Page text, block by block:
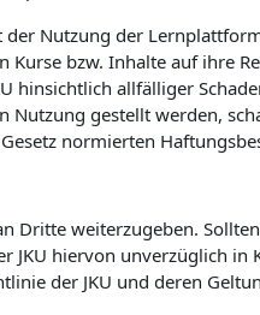
Nutzung der
Kurse bzw. Inhalte auf ihre
hinsichtlich allfälliger
Nutzung gestellt werden,
normierten
Dritte weiterzugeben.
hiervon unverzüglich in
der JKU und deren